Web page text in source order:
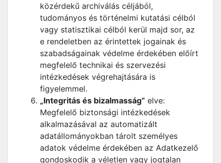
közérdekű archiválás céljából,
tudományos és történelmi kutatási célból
vagy statisztikai célból kerül majd sor, az
e rendeletben az érintettek jogainak és
szabadságainak védelme érdekében előírt
megfelelő technikai és szervezési
intézkedések végrehajtására is
figyelemmel.
„Integritás és bizalmasság” elve:
Megfelelő biztonsági intézkedések
alkalmazásával az automatizált
adatállományokban tárolt személyes
adatok védelme érdekében az Adatkezelő
gondoskodik a véletlen vagy jogtalan